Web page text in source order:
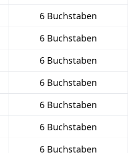
6 Buchstaben
6 Buchstaben
6 Buchstaben
6 Buchstaben
6 Buchstaben
6 Buchstaben
6 Buchstaben